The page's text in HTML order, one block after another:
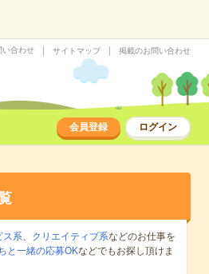
い合わせ サイトマップ 掲載のお問い合わせ
会員登録 ログイン
ス系、 クリエイティブ系などのお仕事を
と一緒の応募OKなどでもお探し頂けま